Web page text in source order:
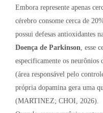
Embora represente apenas
cérebro consome cerca de
possui defesas antioxidantes
Doença de Parkinson, esse
especificamente os neurônios
(área responsável pelo
própria dopamina gera uma
(MARTINEZ; CHOI, 2026).